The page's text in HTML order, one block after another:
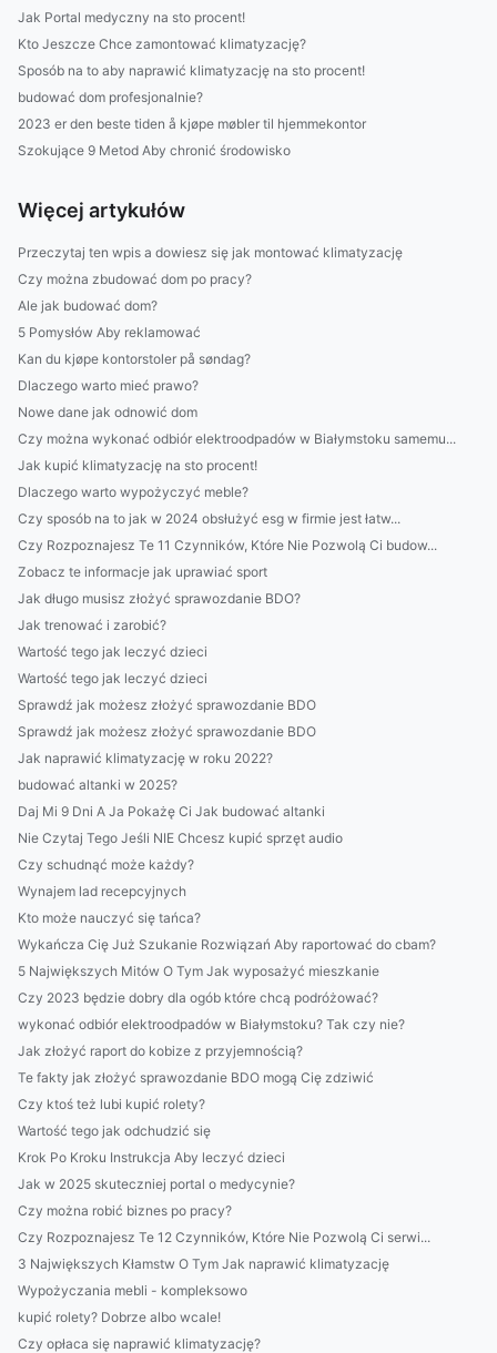
Jak Portal medyczny na sto procent!
Kto Jeszcze Chce zamontować klimatyzację?
Sposób na to aby naprawić klimatyzację na sto procent!
budować dom profesjonalnie?
2023 er den beste tiden å kjøpe møbler til hjemmekontor
Szokujące 9 Metod Aby chronić środowisko
Więcej artykułów
Przeczytaj ten wpis a dowiesz się jak montować klimatyzację
Czy można zbudować dom po pracy?
Ale jak budować dom?
5 Pomysłów Aby reklamować
Kan du kjøpe kontorstoler på søndag?
Dlaczego warto mieć prawo?
Nowe dane jak odnowić dom
Czy można wykonać odbiór elektroodpadów w Białymstoku samemu...
Jak kupić klimatyzację na sto procent!
Dlaczego warto wypożyczyć meble?
Czy sposób na to jak w 2024 obsłużyć esg w firmie jest łatw...
Czy Rozpoznajesz Te 11 Czynników, Które Nie Pozwolą Ci budow...
Zobacz te informacje jak uprawiać sport
Jak długo musisz złożyć sprawozdanie BDO?
Jak trenować i zarobić?
Wartość tego jak leczyć dzieci
Wartość tego jak leczyć dzieci
Sprawdź jak możesz złożyć sprawozdanie BDO
Sprawdź jak możesz złożyć sprawozdanie BDO
Jak naprawić klimatyzację w roku 2022?
budować altanki w 2025?
Daj Mi 9 Dni A Ja Pokażę Ci Jak budować altanki
Nie Czytaj Tego Jeśli NIE Chcesz kupić sprzęt audio
Czy schudnąć może każdy?
Wynajem lad recepcyjnych
Kto może nauczyć się tańca?
Wykańcza Cię Już Szukanie Rozwiązań Aby raportować do cbam?
5 Największych Mitów O Tym Jak wyposażyć mieszkanie
Czy 2023 będzie dobry dla ogób które chcą podróżować?
wykonać odbiór elektroodpadów w Białymstoku? Tak czy nie?
Jak złożyć raport do kobize z przyjemnością?
Te fakty jak złożyć sprawozdanie BDO mogą Cię zdziwić
Czy ktoś też lubi kupić rolety?
Wartość tego jak odchudzić się
Krok Po Kroku Instrukcja Aby leczyć dzieci
Jak w 2025 skuteczniej portal o medycynie?
Czy można robić biznes po pracy?
Czy Rozpoznajesz Te 12 Czynników, Które Nie Pozwolą Ci serwi...
3 Największych Kłamstw O Tym Jak naprawić klimatyzację
Wypożyczania mebli - kompleksowo
kupić rolety? Dobrze albo wcale!
Czy opłaca się naprawić klimatyzację?